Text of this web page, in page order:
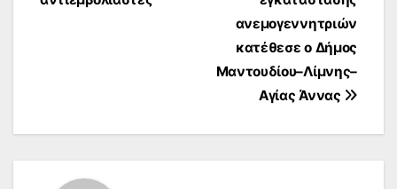
ανεμογεννητριών
κατέθεσε ο Δήμος
Μαντουδίου–Λίμνης–
Αγίας Άννας